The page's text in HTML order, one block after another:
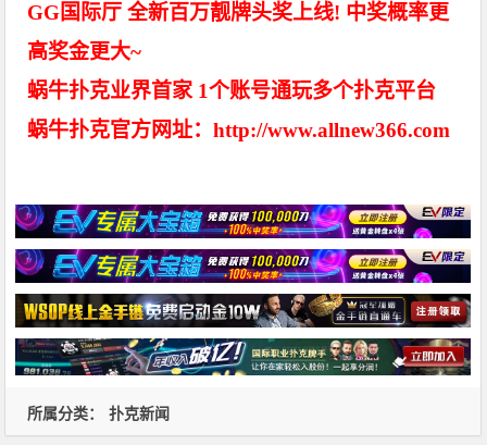
GG国际厅 全新百万靓牌头奖上线! 中奖概率更
高奖金更大~
蜗牛扑克业界首家 1个账号通玩多个扑克平台
蜗牛扑克官方网址：http://www.allnew366.com
所属分类： 扑克新闻